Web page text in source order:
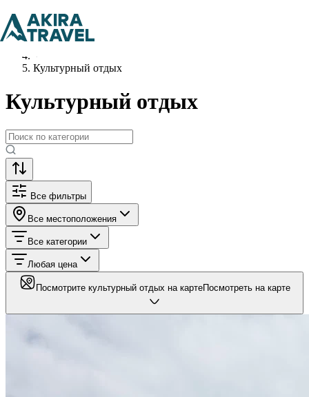
Главная
Куда сходить
Культурный отдых
Культурный отдых
Все фильтры
Все местоположения
Все категории
Любая цена
Посмотрите культурный отдых на картеПосмотреть на карте